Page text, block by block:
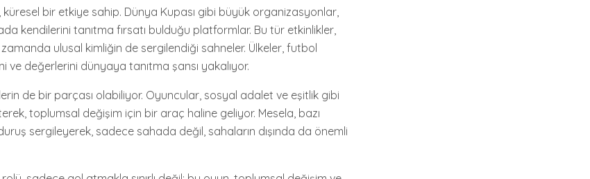
bir etkiye sahip. Dünya Kupası gibi büyük organizasyonlar,
kendilerini tanıtma fırsatı bulduğu platformlar. Bu tür etkinlikler,
ulusal kimliğin de sergilendiği sahneler. Ülkeler, futbol
ve değerlerini dünyaya tanıtma şansı yakalıyor.
de bir parçası olabiliyor. Oyuncular, sosyal adalet ve eşitlik gibi
toplumsal değişim için bir araç haline geliyor. Mesela, bazı
sergileyerek, sadece sahada değil, sahaların dışında da önemli